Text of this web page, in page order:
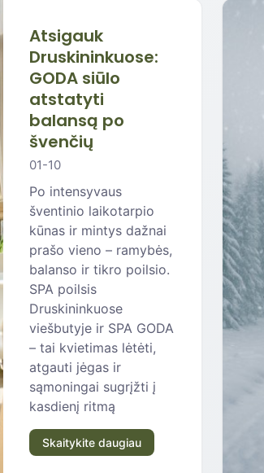
Atsigauk
Druskininkuose:
GODA siūlo
atstatyti
balansą po
švenčių
01-10
Po intensyvaus
šventinio laikotarpio
kūnas ir mintys dažnai
prašo vieno – ramybės,
balanso ir tikro poilsio.
SPA poilsis
Druskininkuose
viešbutyje ir SPA GODA
– tai kvietimas lėtėti,
atgauti jėgas ir
sąmoningai sugrįžti į
kasdienį ritmą
Skaitykite daugiau